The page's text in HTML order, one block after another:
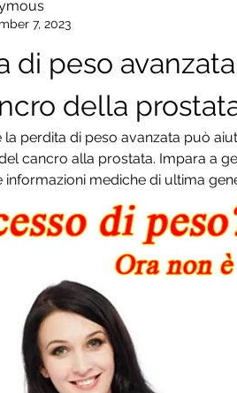
7, 2023
di peso
della
perdita di peso avanzata può
cancro alla prostata. Impara a
informazioni mediche di ultima